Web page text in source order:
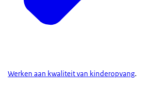
Werken aan kwaliteit van kinderopvang.